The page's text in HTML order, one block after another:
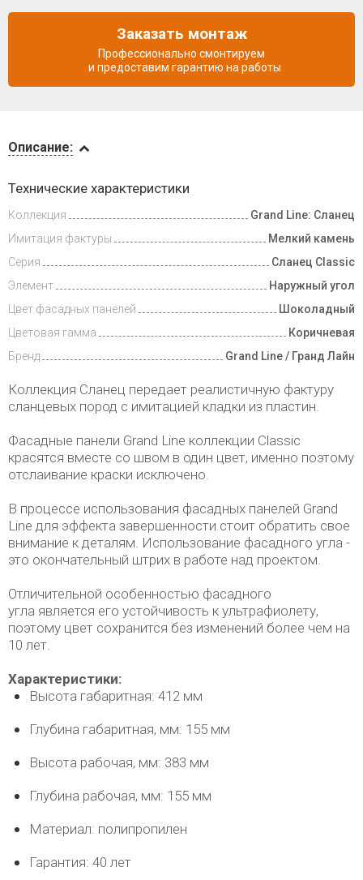
и оплата
Описание:
Технические характеристики
Коллекция
Grand Line: Сланец
Имитация фактуры
Мелкий камень
Серия
Сланец Classic
Элемент
Наружный угол
Цвет фасадных панелей
Шоколадный
Цветовая гамма
Коричневая
Бренд
Grand Line / Гранд Лайн
Коллекция Сланец передает реалистичную фактуру
сланцевых пород с имитацией кладки из пластин.
Фасадные панели Grand Line коллекции Classic
красятся вместе со швом в один цвет, именно поэтому
отслаивание краски исключено.
В процессе использования фасадных панелей Grand
Line для эффекта завершенности стоит обратить свое
внимание к деталям. Использование фасадного угла -
это окончательный штрих в работе над проектом.
Отличительной особенностью фасадного
угла является его устойчивость к ультрафиолету,
поэтому цвет сохранится без изменений более чем на
10 лет.
Характеристики:
Высота габаритная: 412 мм
Глубина габаритная, мм: 155 мм
Высота рабочая, мм: 383 мм
Глубина рабочая, мм: 155 мм
Материал: полипропилен
Гарантия: 40 лет
Заказать монтаж
Профессионально смонтируем
и предоставим гарантию на работы